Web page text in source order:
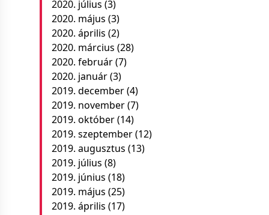
2020. július (3)
2020. május (3)
2020. április (2)
2020. március (28)
2020. február(7)
2020. január(3)
2019. december(4)
2019. november(7)
2019. október(14)
2019. szeptember(12)
2019. augusztus (13)
2019. július (8)
2019. június (18)
2019. május (25)
2019. április (17)